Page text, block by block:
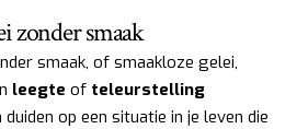
zonder smaak
smaak, of smaakloze gelei,
leegte of teleurstelling
op een situatie in je leven die